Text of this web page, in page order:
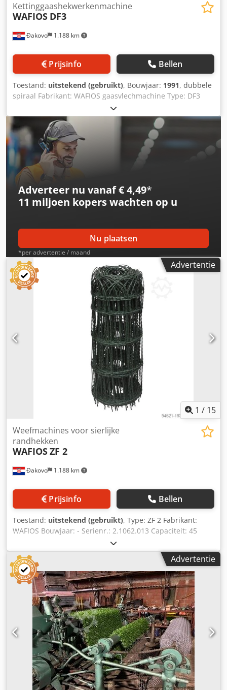
Đakovo 1.188 km
Kettinggaashekwerkenmachine
WAFIOS DF3
Prijsinfo Bellen
Toestand: uitstekend (gebruikt), Bouwjaar: 1991, dubbele
spiraal Fabrikant: WAFIOS gaasvlechmachine Type: DF3
Bouwjaar: 1991 Cjdpfx Aiezizaheyorf draaddiameter: 1,5-
2,8 mm maaswijdte: 20-70 mm werkbreedte: 2000 mm
capaciteit – m²/uur: 170 Locatie: Europa
Adverteer nu vanaf € 4,49*
11 miljoen koperswachten op u
Nu plaatsen
*per advertentie / maand
Advertentie
1 / 15
Đakovo 1.188 km
Weefmachines voor sierlijke
randhekken
WAFIOSZF 2
Prijsinfo Bellen
Toestand: uitstekend (gebruikt), Type: ZF 2 Fabrikant:
WAFIOS Bouwjaar: - Serienr.: 2.1062.013 Capaciteit: 45
inslagdraden/min = 3,712 m Lineaire draaddiameter: Kern:
1,6 mm / Buitendiameter: 2,6 mm Inslagdraaddiameter:
Kern: 2,6 mm / Buitendiameter: 3,6 mm Treksterkte: 600 –
700 N/mm² Aantal draaiingen van de 3 lijndraden:
Krimpsteek: 19,14 mm Lineaire draadafstand: 153 mm
Inslagdraadafstand: 82,5 mm Max. vlechthoogte: 1.250 mm
Staat van de machine(s): Gebruikt, gedemonteerd Codpewr
Akcsfx Aiyjrf
Advertentie